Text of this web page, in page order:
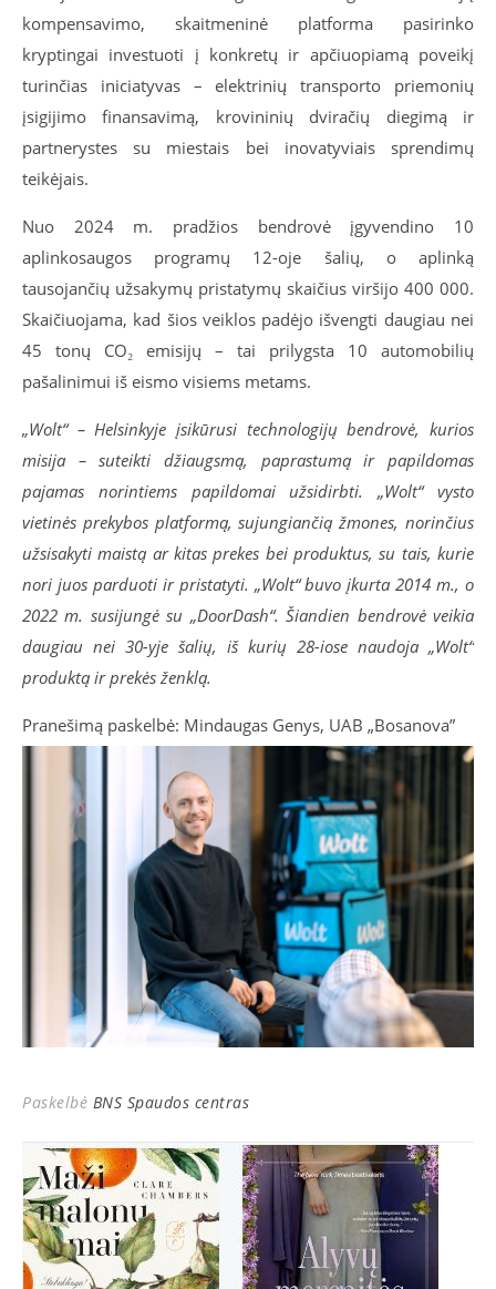
kompensavimo, skaitmeninė platforma pasirinko
kryptingai investuoti į konkretų ir apčiuopiamą poveikį
turinčias iniciatyvas – elektrinių transporto priemonių
įsigijimo finansavimą, krovininių dviračių diegimą ir
partnerystes su miestais bei inovatyviais sprendimų
teikėjais.
Nuo 2024 m. pradžios bendrovė įgyvendino 10
aplinkosaugos programų 12-oje šalių, o aplinką
tausojančių užsakymų pristatymų skaičius viršijo 400 000.
Skaičiuojama, kad šios veiklos padėjo išvengti daugiau nei
45 tonų CO₂ emisijų – tai prilygsta 10 automobilių
pašalinimui iš eismo visiems metams.
„Wolt“ – Helsinkyje įsikūrusi technologijų bendrovė, kurios
misija – suteikti džiaugsmą, paprastumą ir papildomas
pajamas norintiems papildomai užsidirbti. „Wolt“ vysto
vietinės prekybos platformą, sujungiančią žmones, norinčius
užsisakyti maistą ar kitas prekes bei produktus, su tais, kurie
nori juos parduoti ir pristatyti. „Wolt“ buvo įkurta 2014 m., o
2022 m. susijungė su „DoorDash“. Šiandien bendrovė veikia
daugiau nei 30-yje šalių, iš kurių 28-iose naudoja „Wolt“
produktą ir prekės ženklą.
Pranešimą paskelbė: Mindaugas Genys, UAB „Bosanova”
Paskelbė BNS Spaudos centras